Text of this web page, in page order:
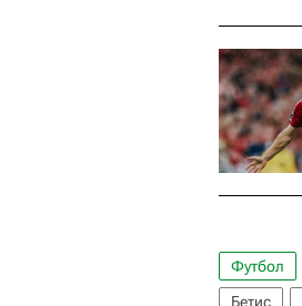
Футбол
Бетис